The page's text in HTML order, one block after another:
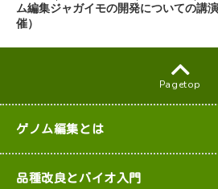
ム編集ジャガイモの開発についての講
催）
Pagetop
ゲノム編集とは
品種改良とバイオ入門